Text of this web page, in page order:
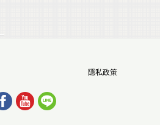
隱私政策